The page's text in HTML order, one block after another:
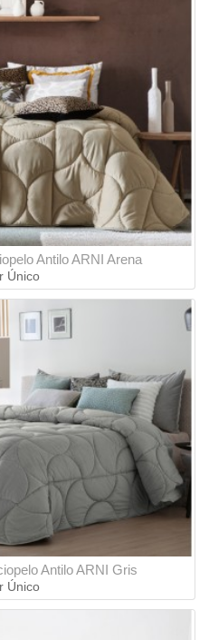
Antilo ARNI Arena
Único
Antilo ARNI Gris
Único